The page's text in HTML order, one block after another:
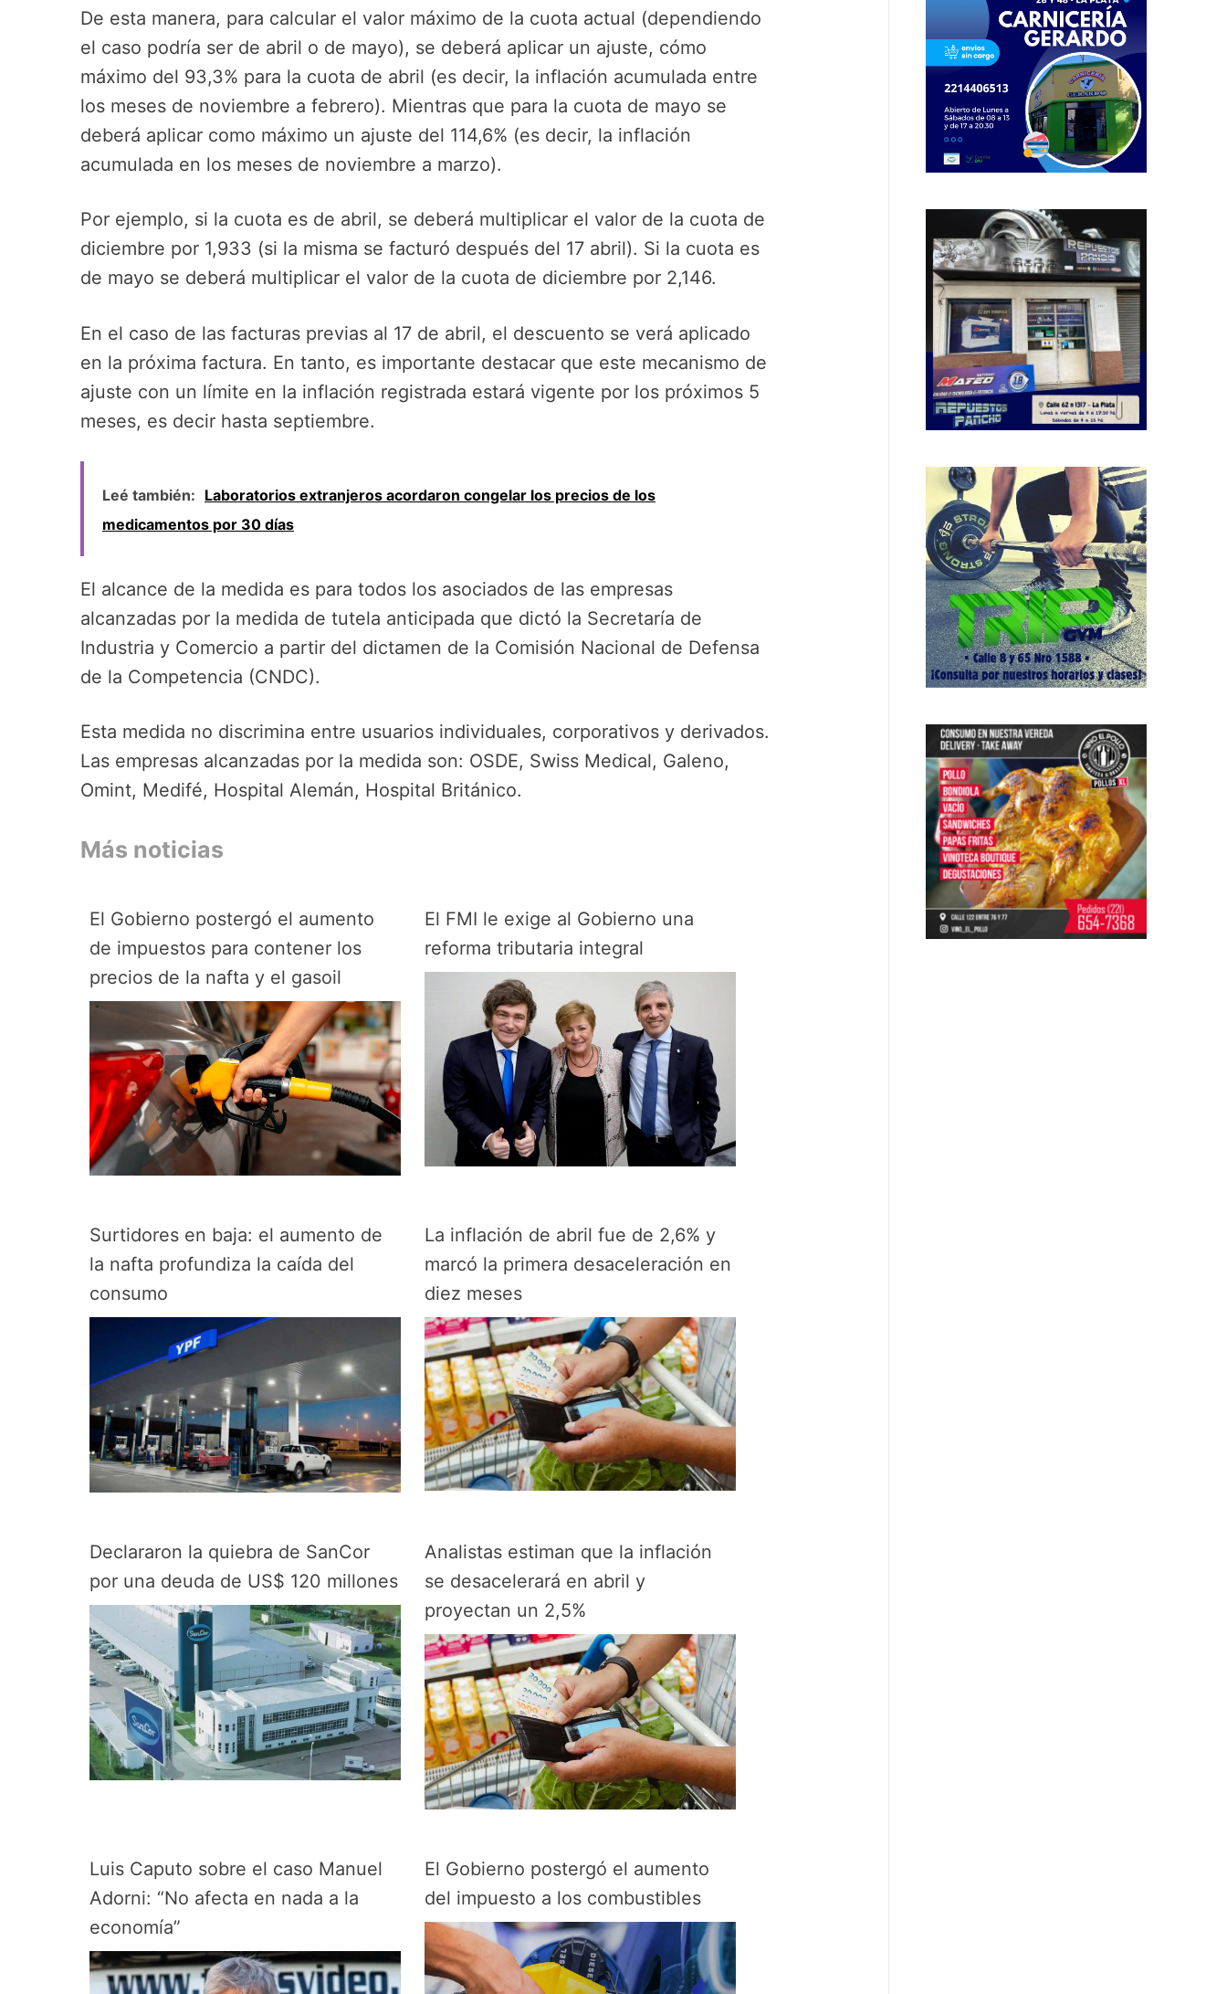
De esta manera, para calcular el valor máximo de la cuota actual (dependiendo
el caso podría ser de abril o de mayo), se deberá aplicar un ajuste, cómo
máximo del 93,3% para la cuota de abril (es decir, la inflación acumulada entre
los meses de noviembre a febrero). Mientras que para la cuota de mayo se
deberá aplicar como máximo un ajuste del 114,6% (es decir, la inflación
acumulada en los meses de noviembre a marzo).
Por ejemplo, si la cuota es de abril, se deberá multiplicar el valor de la cuota de
diciembre por 1,933 (si la misma se facturó después del 17 abril). Si la cuota es
de mayo se deberá multiplicar el valor de la cuota de diciembre por 2,146.
En el caso de las facturas previas al 17 de abril, el descuento se verá aplicado
en la próxima factura. En tanto, es importante destacar que este mecanismo de
ajuste con un límite en la inflación registrada estará vigente por los próximos 5
meses, es decir hasta septiembre.
Leé también: Laboratorios extranjeros acordaron congelar los precios de los
medicamentos por 30 días
El alcance de la medida es para todos los asociados de las empresas
alcanzadas por la medida de tutela anticipada que dictó la Secretaría de
Industria y Comercio a partir del dictamen de la Comisión Nacional de Defensa
de la Competencia (CNDC).
Esta medida no discrimina entre usuarios individuales, corporativos y derivados.
Las empresas alcanzadas por la medida son: OSDE, Swiss Medical, Galeno,
Omint, Medifé, Hospital Alemán, Hospital Británico.
Más noticias
El Gobierno postergó el aumento
de impuestos para contener los
precios de la nafta y el gasoil
El FMI le exige al Gobierno una
reforma tributaria integral
Surtidores en baja: el aumento de
la nafta profundiza la caída del
consumo
La inflación de abril fue de 2,6% y
marcó la primera desaceleración en
diez meses
Declararon la quiebra de SanCor
por una deuda de US$ 120 millones
Analistas estiman que la inflación
se desacelerará en abril y
proyectan un 2,5%
Luis Caputo sobre el caso Manuel
Adorni: “No afecta en nada a la
economía”
El Gobierno postergó el aumento
del impuesto a los combustibles